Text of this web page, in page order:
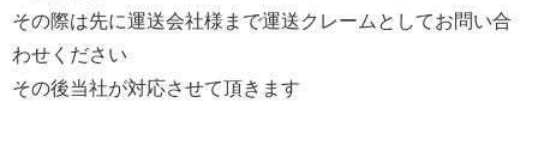
その際は先に運送会社様まで運送クレームとしてお問い合
わせください
その後当社が対応させて頂きます